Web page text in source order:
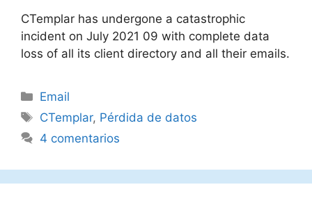
CTemplar has undergone a catastrophic
incident on July 2021 09 with complete data
loss of all its client directory and all their emails.
Categorías
Email
Etiquetas
CTemplar, Pérdida de datos
4 comentarios